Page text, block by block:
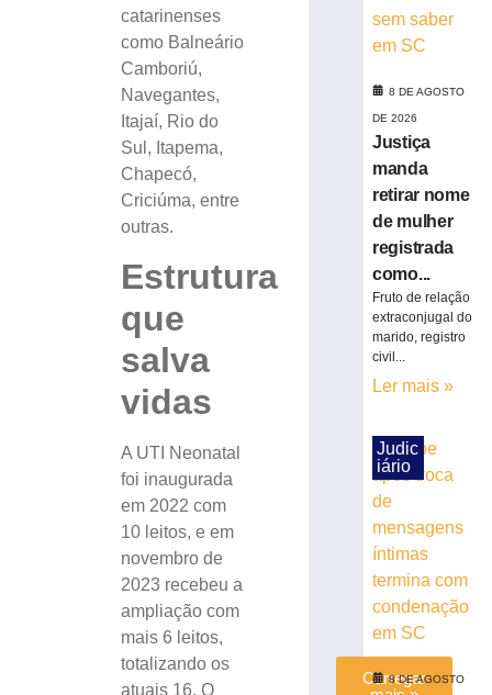
catarinenses
como Balneário
Camboriú,
Navegantes,
Itajaí, Rio do
Sul, Itapema,
Chapecó,
Criciúma, entre
outras.
Estrutura
que
salva
vidas
A UTI Neonatal
foi inaugurada
em 2022 com
10 leitos, e em
novembro de
2023 recebeu a
ampliação com
mais 6 leitos,
totalizando os
atuais 16. O
Hospital
atualiza
estado
saúde
trabalhador
ferido
durante
montagem
Brusque
agosto
Carregar
8 DE AGOSTO
DE 2026
Justiça
manda
retirar nome
de mulher
registrada
como...
Fruto de relação
extraconjugal do
marido, registro
civil...
Ler mais »
Judic
iário
8 DE AGOSTO